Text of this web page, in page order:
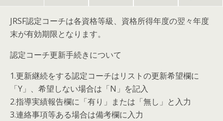
JRSF認定コーチは各資格等級、資格所得年度の翌々年度
末が有効期限となります。
認定コーチ更新手続きについて
1.更新継続をする認定コーチはリストの更新希望欄に
「Y」、希望しない場合は「N」を記入
2.指導実績報告欄に「有り」または「無し」と入力
3.連絡事項等ある場合は備考欄に入力